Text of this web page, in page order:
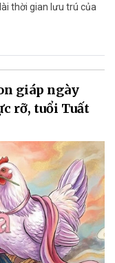
thời gian lưu trú của
giáp ngày
rỡ, tuổi Tuất